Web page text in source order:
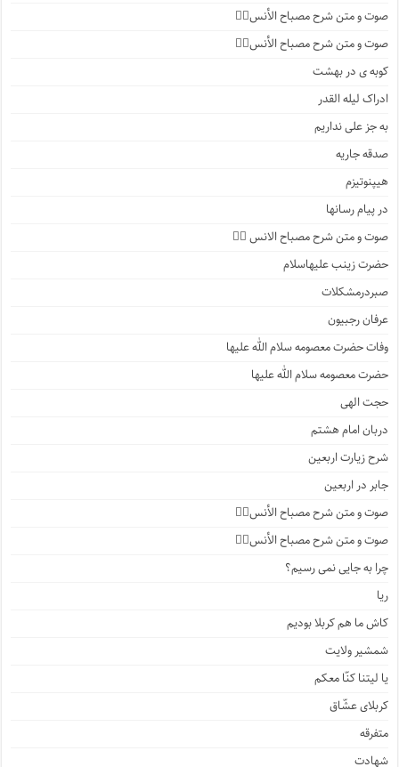
صوت و متن شرح مصباح الأنس۷️⃣
صوت و متن شرح مصباح الأنس۶️⃣
کوبه ی در بهشت
ادراک لیله القدر
به جز علی نداریم
صدقه جاریه
هیپنوتیزم
در پیام رسانها
صوت و متن شرح مصباح الانس ۵️⃣
حضرت زینب علیهاسلام
صبردرمشکلات
عرفان رجبیون
وفات حضرت معصومه سلام الله علیها
حضرت معصومه سلام الله علیها
حجت الهی
دربان امام هشتم
شرح زیارت اربعین
جابر در اربعین
صوت و متن شرح مصباح الأنس۴️⃣
صوت و متن شرح مصباح الأنس۳️⃣
چرا به جایی نمی رسیم؟
ریا
کاش ما هم کربلا بودیم
شمشیر ولایت
یا لیتنا کنّا معکم
کربلای عشّاق
متفرقه
شهادت